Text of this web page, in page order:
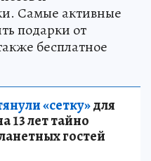
Самые активные
подарки от
бесплатное
«сетку»для
13 лет тайно
гостей